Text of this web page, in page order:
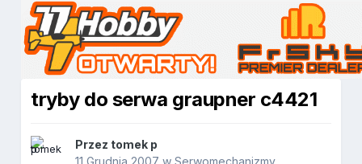
tryby do serwa graupner c4421
Przez tomek p
11 Grudnia 2007 wSerwomechanizmy